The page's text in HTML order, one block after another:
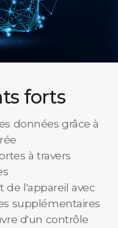
forts
données grâce à
à travers
de l'appareil avec
supplémentaires
d'un contrôle